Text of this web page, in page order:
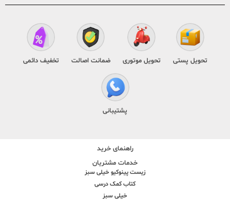
تحویل پستی تحویل موتوری ضمانت اصالت تخفیف دائمی
پشتیبانی
راهنمای خرید
خدمات مشتریان
زیست پینوکیو خیلی سبز
کتاب کمک درسی
خیلی سبز